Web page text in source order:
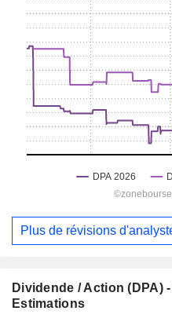
Plus de révisions
Dividende / Action (DPA)
Estimations